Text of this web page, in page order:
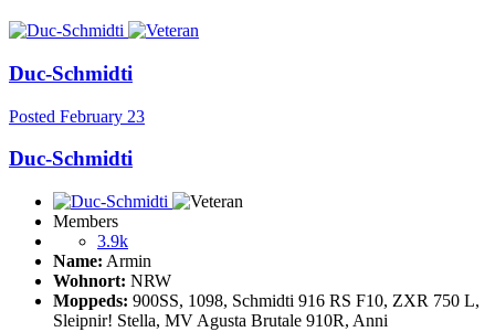
Duc-Schmidti
Posted February 23
Duc-Schmidti
Members
3.9k
Name: Armin
Wohnort: NRW
Moppeds: 900SS, 1098, Schmidti 916 RS F10, ZXR 750 L,
Sleipnir! Stella, MV Agusta Brutale 910R, Anni